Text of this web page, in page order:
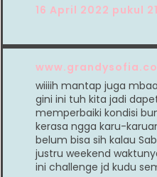
16 April 2022 pukul
wiiiih mantap juga
gini ini tuh kita jadi
memperbaiki kondisi
kerasa ngga karu-
belum bisa sih kalau
justru weekend
ini challenge jd kudu